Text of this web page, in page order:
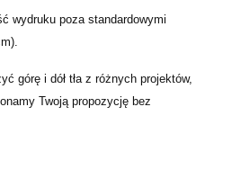
wydruku poza standardowymi
górę i dół tła z różnych projektów,
Twoją propozycję bez